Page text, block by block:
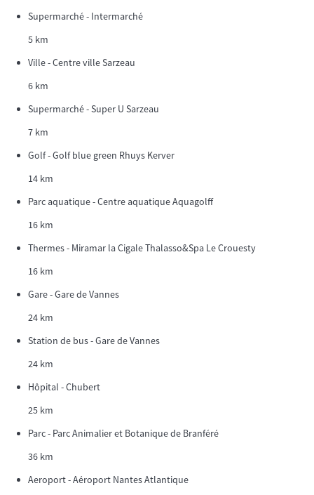
Supermarché - Intermarché
5 km
Ville - Centre ville Sarzeau
6 km
Supermarché - Super U Sarzeau
7 km
Golf - Golf blue green Rhuys Kerver
14 km
Parc aquatique - Centre aquatique Aquagolff
16 km
Thermes - Miramar la Cigale Thalasso&Spa Le Crouesty
16 km
Gare - Gare de Vannes
24 km
Station de bus - Gare de Vannes
24 km
Hôpital - Chubert
25 km
Parc - Parc Animalier et Botanique de Branféré
36 km
Aeroport - Aéroport Nantes Atlantique